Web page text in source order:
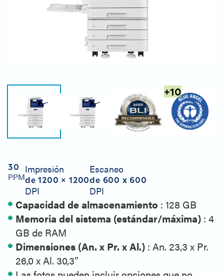
+10
30
PPM
Impresión
de 1200 × 1200
DPI
Escaneo
de 600 x 600
DPI
Capacidad de almacenamiento : 128 GB
Memoria del sistema (estándar/máxima) : 4
GB de RAM
Dimensiones (An. x Pr. x Al.) : An. 23,3 x Pr.
26,0 x Al. 30,3”